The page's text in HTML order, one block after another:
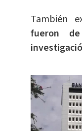
También
fueron